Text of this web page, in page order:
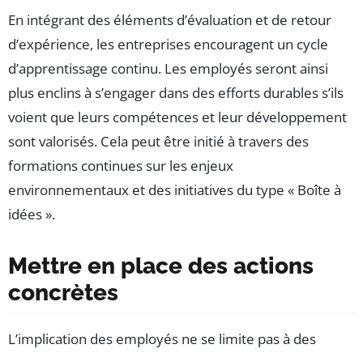
En intégrant des éléments d’évaluation et de retour
d’expérience, les entreprises encouragent un cycle
d’apprentissage continu. Les employés seront ainsi
plus enclins à s’engager dans des efforts durables s’ils
voient que leurs compétences et leur développement
sont valorisés. Cela peut être initié à travers des
formations continues sur les enjeux
environnementaux et des initiatives du type « Boîte à
idées ».
Mettre en place des actions
concrètes
L’implication des employés ne se limite pas à des